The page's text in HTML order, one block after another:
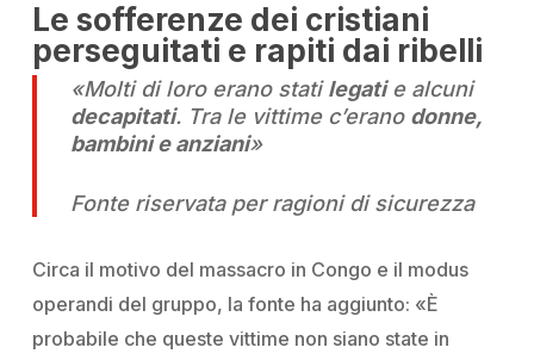
Le sofferenze dei cristiani
perseguitati e rapiti dai ribelli
«Molti di loro erano statilegatie alcuni
decapitati. Tra le vittime c’erano donne,
bambini e anziani»
Fonte riservata per ragioni di sicurezza
Circa il motivo del massacro in Congo e il modus
operandi del gruppo, la fonte ha aggiunto: «È
probabile che queste vittime non siano state in